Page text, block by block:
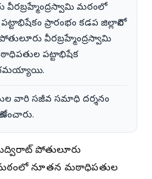
వీరబ్రహ్మేంద్రస్వామి మఠంలో
ప్రారంభం కడప జిల్లాలోని
వీరబ్రహ్మేంద్రస్వామి
పట్టాభిషేక
వారి సజీవ సమాధి దర్శనం
ఉంచారు.
పోతులూరు
మఠంలో నూతన మఠాధిపతుల